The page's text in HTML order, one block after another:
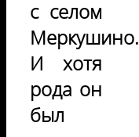
с селом
Меркушино.
И хотя
рода он
был